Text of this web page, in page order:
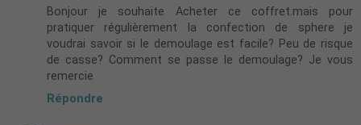
Bonjour je souhaite Acheter ce coffret.mais pour
pratiquer régulièrement la confection de sphere je
voudrai savoir si le demoulage est facile? Peu de risque
de casse? Comment se passe le demoulage? Je vous
remercie
Répondre